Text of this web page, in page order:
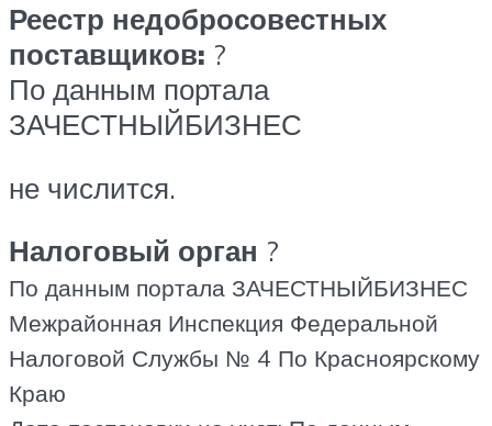
Реестр недобросовестных
поставщиков: ?
По данным портала
ЗАЧЕСТНЫЙБИЗНЕС
не числится.
Налоговый орган ?
По данным портала ЗАЧЕСТНЫЙБИЗНЕС
Межрайонная Инспекция Федеральной
Налоговой Службы № 4 По Красноярскому
Краю